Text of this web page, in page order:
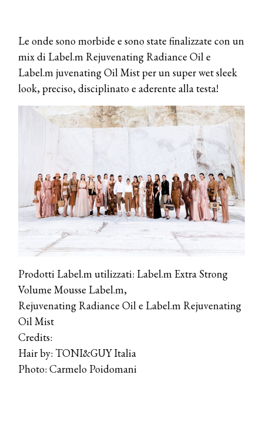
Le onde sono morbide e sono state finalizzate con un
mix di Label.m Rejuvenating Radiance Oil e
Label.m juvenating Oil Mist per un super wet sleek
look, preciso, disciplinato e aderente alla testa!
Prodotti Label.m utilizzati: Label.m Extra Strong
Volume Mousse Label.m,
Rejuvenating Radiance Oil e Label.m Rejuvenating
Oil Mist
Credits:
Hair by: TONI&GUY Italia
Photo: Carmelo Poidomani
COSMOPROF WORLDWIDE BOLOGNA
Cosmprof Worldwide Bologna
presenta THE BEAUTY &
WELLNESS CONGRESS 2022: I
DYSON
Dyson presenta la nuova collezione
pervinca e rosé per Natale
COTRIL
Continua la carrellata di look firmati
Cotril alla Festa del Cinema di Roma
TONI&GUY
A Natale regala una doppia
TONI&GUY “Feel Good Experience”!
TONI&GUY
LABEL.M lancia la sua innovativa ed